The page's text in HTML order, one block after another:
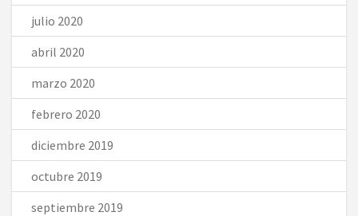
julio 2020
abril 2020
marzo 2020
febrero 2020
diciembre 2019
octubre 2019
septiembre 2019